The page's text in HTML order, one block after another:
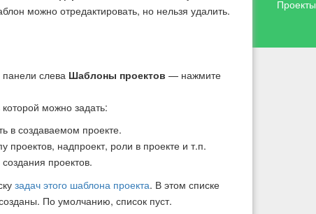
Проекты
можно отредактировать, но нельзя удалить.
слева Шаблоны проектов — нажмите
можно задать:
в создаваемом проекте.
проектов, надпроект, роли в проекте и т.п.
проектов.
задач этого шаблона проекта. В этом списке
По умолчанию, список пуст.